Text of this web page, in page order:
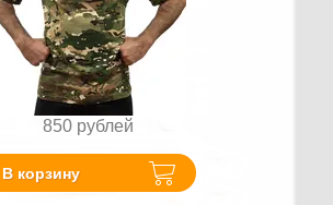
850 рублей
В корзину